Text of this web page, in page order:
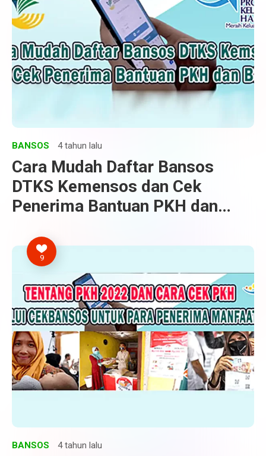
BANSOS 4 tahun lalu
Cara Mudah Daftar Bansos
DTKS Kemensos dan Cek
Penerima Bantuan PKH dan
9
BANSOS 4 tahun lalu